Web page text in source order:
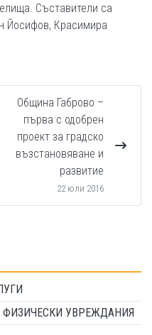
Съставители са
Йосифов, Красимира
Община Габрово –
първа с одобрен
проект за градско
възстановяване и
развитие
22 юли 2016
УВРЕЖДАНИЯ